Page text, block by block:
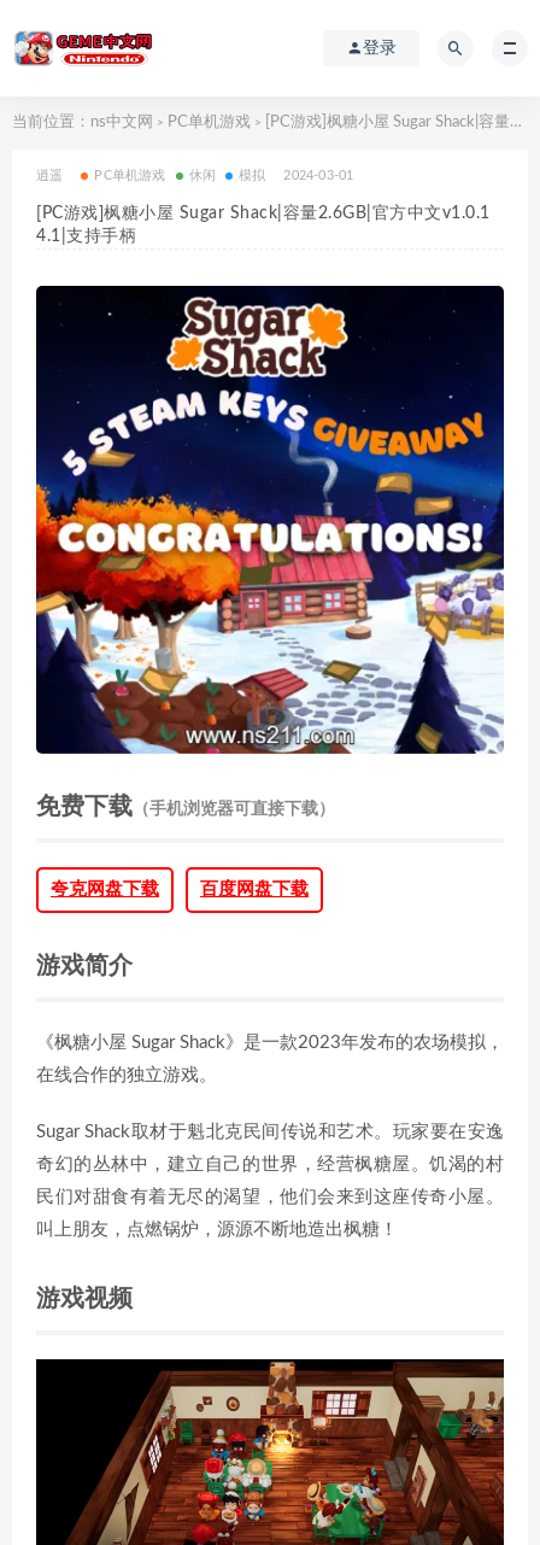
登录
当前位置： ns中文网 > PC单机游戏 > [PC游戏]枫糖小屋 Sugar Shack|容量2.6GB|官方中文v1.0.14.1|支持手柄
逍遥 PC单机游戏 休闲 模拟 2024-03-01
[PC游戏]枫糖小屋 Sugar Shack|容量2.6GB|官方中文v1.0.1
4.1|支持手柄
免费下载 （手机浏览器可直接下载）
夸克网盘下载 百度网盘下载
游戏简介
《枫糖小屋 Sugar Shack》是一款2023年发布的农场模拟，
在线合作的独立游戏。
Sugar Shack取材于魁北克民间传说和艺术。玩家要在安逸
奇幻的丛林中，建立自己的世界，经营枫糖屋。饥渴的村
民们对甜食有着无尽的渴望，他们会来到这座传奇小屋。
叫上朋友，点燃锅炉，源源不断地造出枫糖！
游戏视频